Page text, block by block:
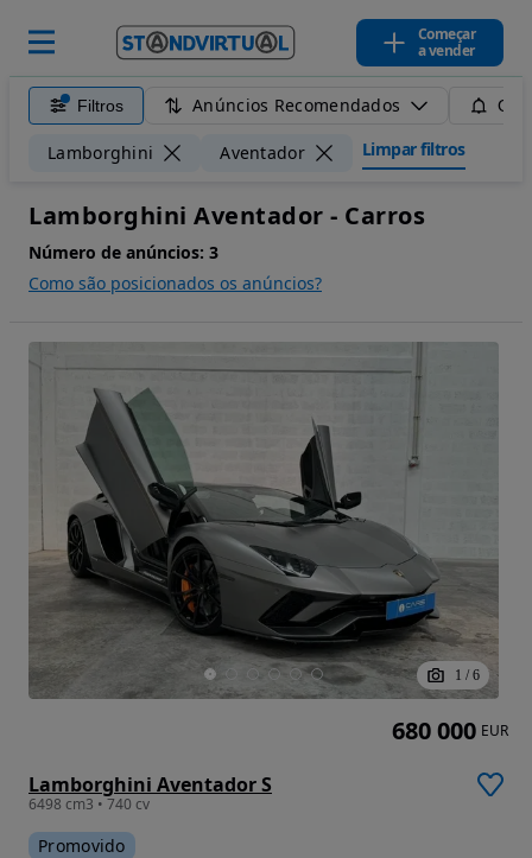
Começar
a vender
Filtros Anúncios Recomendados
Lamborghini Aventador Limpar filtros
Lamborghini Aventador - Carros
Número de anúncios: 3
Como são posicionados os anúncios?
1 / 6
Lamborghini Aventador S
6498 cm3 • 740 cv
Promovido
680 000 EUR